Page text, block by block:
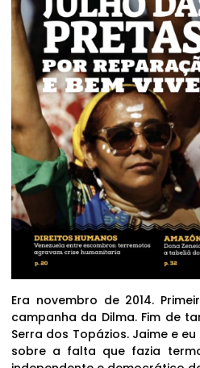
Era novembro de 2014.
campanha da Dilma. Fim de
Serra dos Topázios. Jaime e
sobre a falta que fazia